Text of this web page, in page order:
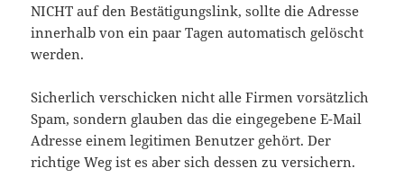
NICHT auf den Bestätigungslink, sollte die Adresse
innerhalb von ein paar Tagen automatisch gelöscht
werden.
Sicherlich verschicken nicht alle Firmen vorsätzlich
Spam, sondern glauben das die eingegebene E-Mail
Adresse einem legitimen Benutzer gehört. Der
richtige Weg ist es aber sich dessen zu versichern.